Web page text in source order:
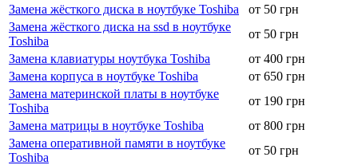
Замена жёсткого диска в ноутбуке Toshiba
от 50 грн
Замена жёсткого диска на ssd в ноутбуке
Toshiba
от 50 грн
Замена клавиатуры ноутбука Toshiba
от 400 грн
Замена корпуса в ноутбуке Toshiba
от 650 грн
Замена материнской платы в ноутбуке
Toshiba
от 190 грн
Замена матрицы в ноутбуке Toshiba
от 800 грн
Замена оперативной памяти в ноутбуке
Toshiba
от 50 грн